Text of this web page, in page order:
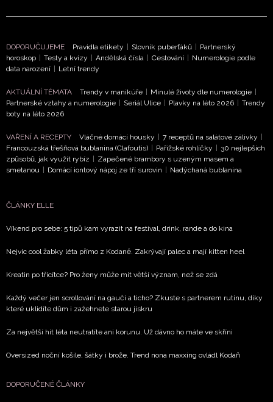
NEWSLETTER
Přihlášením k newsletteru souhlasíte sObchodními
podmínkami společnosti BurdaMedia Extra s.r.o.
ochrany soukromí
vyhodnocení akce a zasílání novinek.
Chcete navíc dostávat i další zajímavé a exkluzivní
zpracováním údajů k tomuto účelu podle Zásad ochrany
DOPORUČUJEME Pravidla etikety | Slovník puberťáků | Partnerský
horoskop | Testy a kvízy | Andělská čísla | Cestování | Numerologie podle
data narození | Letní trendy
AKTUÁLNÍ TÉMATA Trendy v manikúře | Minulé životy dle numerologie |
Partnerské vztahy a numerologie | Seriál Ulice | Plavky na léto 2026 | Trendy
boty na léto 2026
VAŘENÍ A RECEPTY Vláčné domácí housky | 7 receptů na salátové zálivky |
Francouzská třešňová bublanina (Clafoutis) | Pařížské rohlíčky | 30 nejlepších
způsobů, jak využít rybíz | Zapečené brambory s uzeným masem a
smetanou | Domácí iontový nápoj ze tří surovin | Nadýchaná bublanina
ČLÁNKY ELLE
Víkend pro sebe: 5 tipů kam vyrazit na festival, drink, rande a do kina
Nejvíc cool žabky léta přímo z Kodaně. Zakrývají palec a mají kitten heel
Kreatin po třicítce? Pro ženy může mít větší význam, než se zdá
Každý večer jen scrollování na gauči a ticho? Zkuste s partnerem rutinu, díky
které uklidíte dům i zažehnete starou jiskru
Za největší hit léta neutratíte ani korunu. Už dávno ho máte ve skříni
Oversized noční košile, šátky i brože. Trend nona maxxing ovládl Kodaň
DOPORUČENÉ ČLÁNKY